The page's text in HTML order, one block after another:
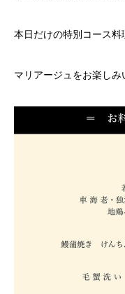
本日だけの特別コース
マリアージュをお楽しみ